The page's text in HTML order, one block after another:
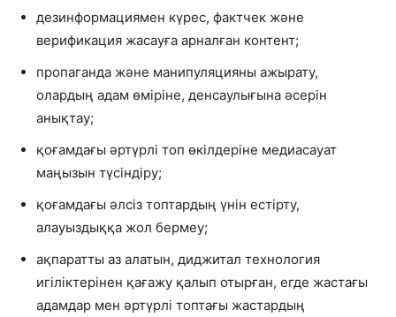
дезинформациямен күрес, фактчек және
верификация жасауға арналған контент;
пропаганда және манипуляцияны ажырату,
олардың адам өміріне, денсаулығына әсерін
анықтау;
қоғамдағы әртүрлі топ өкілдеріне медиасауат
маңызын түсіндіру;
қоғамдағы әлсіз топтардың үнін естірту,
алауыздыққа жол бермеу;
ақпаратты аз алатын, диджитал технология
игіліктерінен қағажу қалып отырған, егде жастағы
адамдар мен әртүрлі топтағы жастардың